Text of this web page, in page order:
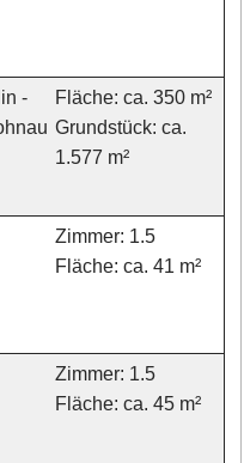
-
Fläche: ca. 350 m²
Grundstück: ca.
1.577 m²
Zimmer: 1.5
Fläche: ca. 41 m²
Zimmer: 1.5
Fläche: ca. 45 m²